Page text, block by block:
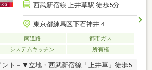
西武新宿線 上井草駅 徒歩5分
東京都練馬区下石神井４
南道路
都市ガス
システムキッチン 所有権
ント－▼立地・西武新宿線「上井草」徒歩5